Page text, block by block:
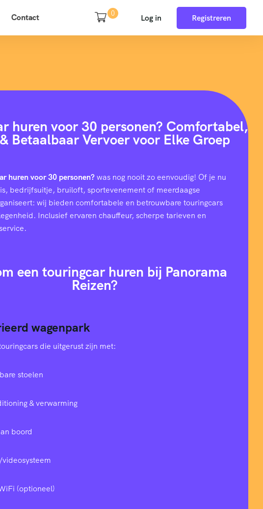
Contact 0 Log in Registreren
huren voor 30 personen? Comfortabel,
Betaalbaar Vervoer voor Elke Groep
huren voor 30 personen?was nog nooit zo eenvoudig! Of je nu
bedrijfsuitje, bruiloft, sportevenement of meerdaagse
wij bieden comfortabele en betrouwbare touringcars
Inclusief ervaren chauffeur, scherpe tarieven en
een touringcar huren bij Panorama
Reizen?
wagenpark
die uitgerust zijn met:
stoelen
& verwarming
boord
(optioneel)